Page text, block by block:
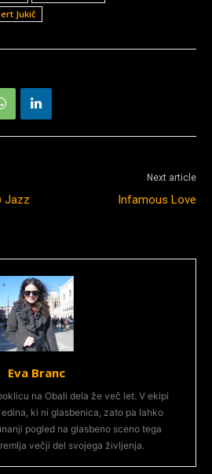
Jukič
Jazz
Next article
Infamous Love
Eva Branc
na Obali dela že več let. V ekipi
ki ni glasbenica, zato pa lahko
pogled na glasbeno sceno tega
večji del svojega življenja.